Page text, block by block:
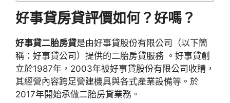
好事貸房貸評價如何？好嗎？
好事貸二胎房貸是由好事貸股份有限公司（以下簡
稱：好事貸公司）提供的二胎房貸服務 。好事貸創
立於1987年，2003年被好事貸股份有限公司收購，
其經營內容跨足營建機具與各式產業設備等。於
2017年開始承做二胎房貸業務。